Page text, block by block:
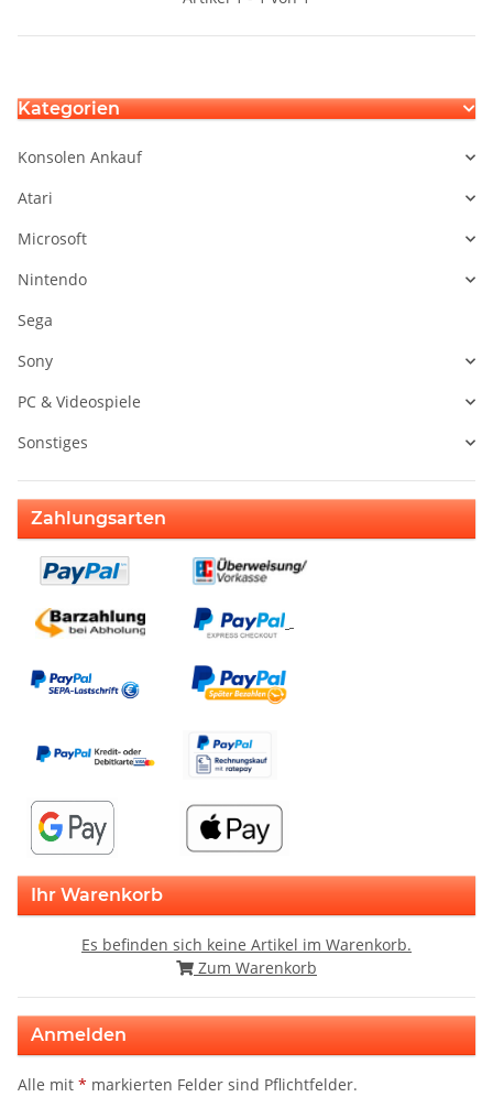
Kategorien
Konsolen Ankauf
Atari
Microsoft
Nintendo
Sega
Sony
PC & Videospiele
Sonstiges
Zahlungsarten
Ihr Warenkorb
Es befinden sich keine Artikel im Warenkorb.
Zum Warenkorb
Anmelden
Alle mit * markierten Felder sind Pflichtfelder.